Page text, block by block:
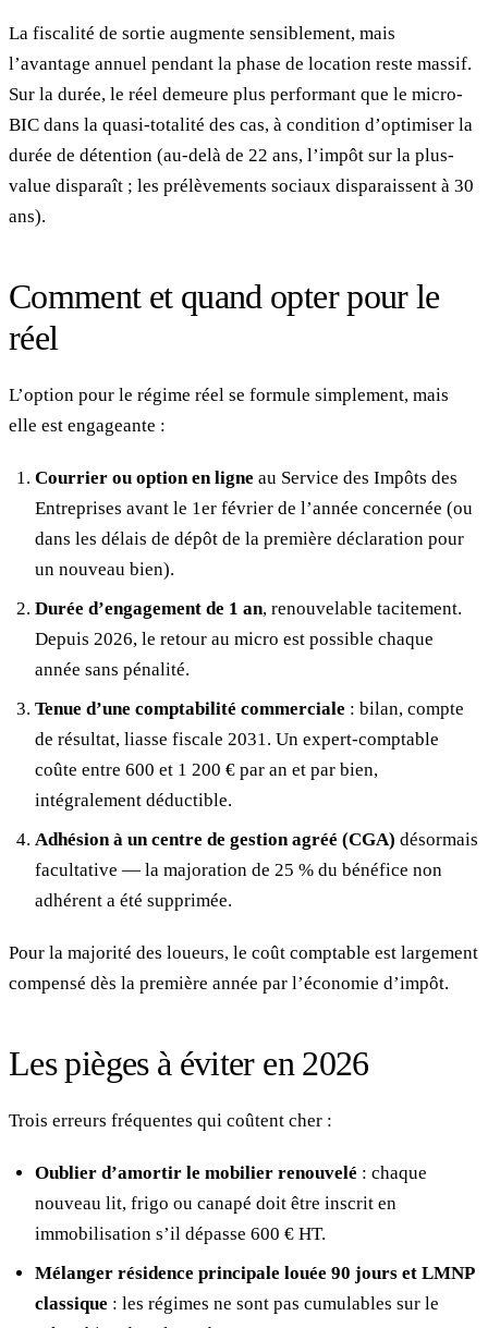
La fiscalité de sortie augmente sensiblement, mais
l’avantage annuel pendant la phase de location reste massif.
Sur la durée, le réel demeure plus performant que le micro-
BIC dans la quasi-totalité des cas, à condition d’optimiser la
durée de détention (au-delà de 22 ans, l’impôt sur la plus-
value disparaît ; les prélèvements sociaux disparaissent à 30
ans).
Comment et quand opter pour le
réel
L’option pour le régime réel se formule simplement, mais
elle est engageante :
Courrier ou option en ligne au Service des Impôts des
Entreprises avant le 1er février de l’année concernée (ou
dans les délais de dépôt de la première déclaration pour
un nouveau bien).
Durée d’engagement de 1 an, renouvelable tacitement.
Depuis 2026, le retour au micro est possible chaque
année sans pénalité.
Tenue d’une comptabilité commerciale : bilan, compte
de résultat, liasse fiscale 2031. Un expert-comptable
coûte entre 600 et 1 200 € par an et par bien,
intégralement déductible.
Adhésion à un centre de gestion agréé (CGA) désormais
facultative — la majoration de 25 % du bénéfice non
adhérent a été supprimée.
Pour la majorité des loueurs, le coût comptable est largement
compensé dès la première année par l’économie d’impôt.
Les pièges à éviter en 2026
Trois erreurs fréquentes qui coûtent cher :
Oublier d’amortir le mobilier renouvelé : chaque
nouveau lit, frigo ou canapé doit être inscrit en
immobilisation s’il dépasse 600 € HT.
Mélanger résidence principale louée 90 jours et LMNP
classique : les régimes ne sont pas cumulables sur le